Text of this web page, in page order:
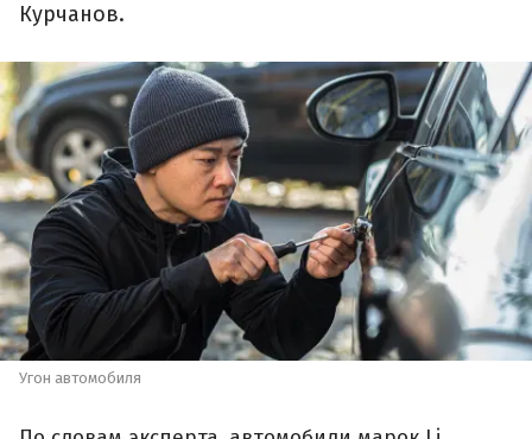
Курчанов.
Угон автомобиля